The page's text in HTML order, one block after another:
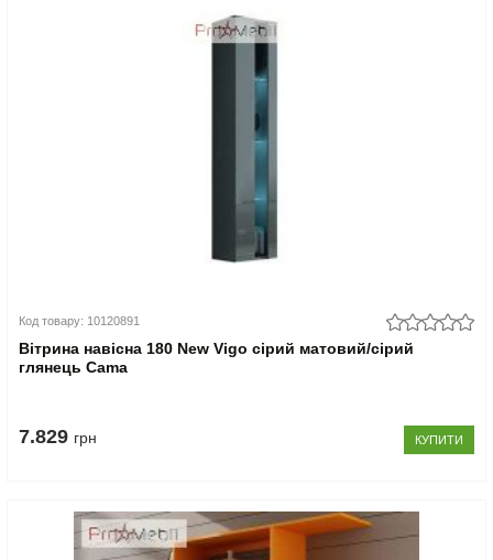
Код товару: 10120891
Вітрина навісна 180 New Vigo сірий матовий/сірий
глянець Cama
7.829 грн КУПИТИ